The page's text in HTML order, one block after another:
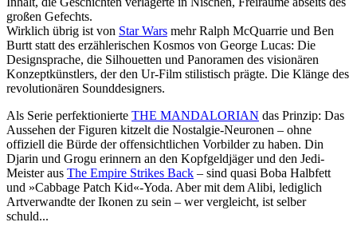
großen Gefechts.
Wirklich übrig ist von Star Wars mehr Ralph McQuarrie und Ben
Burtt statt des erzäh­le­ri­schen Kosmos von George Lucas: Die
Design­sprache, die Silhou­etten und Panoramen des visi­onären
Konzept­künst­lers, der den Ur-Film stilis­tisch prägte. Die Klänge des
revo­lu­ti­onären Sound­de­si­gners.
Als Serie perfek­tio­nierte THE MANDALORIAN das Prinzip: Das
Aussehen der Figuren kitzelt die Nostalgie-Neuronen – ohne
offiziell die Bürde der offen­sicht­li­chen Vorbilder zu haben. Din
Djarin und Grogu erinnern an den Kopf­geld­jäger und den Jedi-
Meister aus The Empire Strikes Back – sind quasi Boba Halbfett
und »Cabbage Patch Kid«-Yoda. Aber mit dem Alibi, lediglich
Artver­wandte der Ikonen zu sein – wer vergleicht, ist selber
schuld...